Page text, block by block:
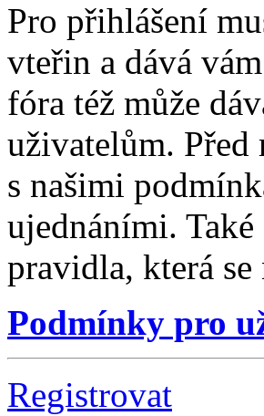
Pro přihlášení
vteřin a dává
fóra též může
uživatelům. Před
s našimi
ujednáními.
pravidla, která
Podmínky pro
Registrovat